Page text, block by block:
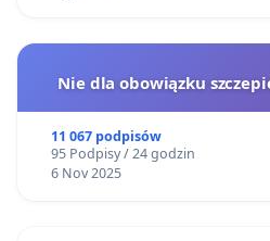
Nie dla obowiązku
11 067 podpisów
95 Podpisy / 24 godzin
6 Nov 2025